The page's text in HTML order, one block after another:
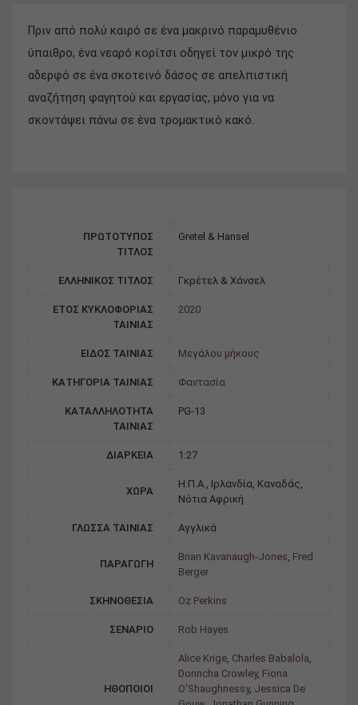
Πριν από πολύ καιρό σε ένα μακρινό παραμυθένιο
ύπαιθρο, ένα νεαρό κορίτσι οδηγεί τον μικρό της
αδερφό σε ένα σκοτεινό δάσος σε απελπιστική
αναζήτηση φαγητού και εργασίας, μόνο για να
σκοντάψει πάνω σε ένα τρομακτικό κακό.
ΠΡΩΤΟΤΥΠΟΣ
ΤΙΤΛΟΣ
Gretel & Hansel
ΕΛΛΗΝΙΚΟΣ ΤΙΤΛΟΣ Γκρέτελ & Χάνσελ
ΕΤΟΣ ΚΥΚΛΟΦΟΡΙΑΣ
ΤΑΙΝΙΑΣ
2020
ΕΙΔΟΣ ΤΑΙΝΙΑΣ Μεγάλου μήκους
ΚΑΤΗΓΟΡΙΑ ΤΑΙΝΙΑΣ Φαντασία
ΚΑΤΑΛΛΗΛΟΤΗΤΑ
ΤΑΙΝΙΑΣ
PG-13
ΔΙΑΡΚΕΙΑ 1:27
ΧΩΡΑ
Η.Π.Α., Ιρλανδία, Καναδάς,
Νότια Αφρική
ΓΛΩΣΣΑ ΤΑΙΝΙΑΣ Αγγλικά
ΠΑΡΑΓΩΓΗ
Brian Kavanaugh-Jones Fred
Berger
ΣΚΗΝΟΘΕΣΙΑ Oz Perkins
ΣΕΝΑΡΙΟ Rob Hayes
ΗΘΟΠΟΙΟΙ
Alice Krige Charles Babalola
Donncha Crowley, Fiona
O'Shaughnessy, Jessica De